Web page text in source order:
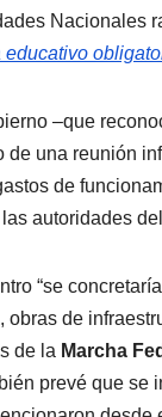
Nacionales
–que
de una reunión
de
autoridades
“se
obras de
de la Marcha
prevé que se